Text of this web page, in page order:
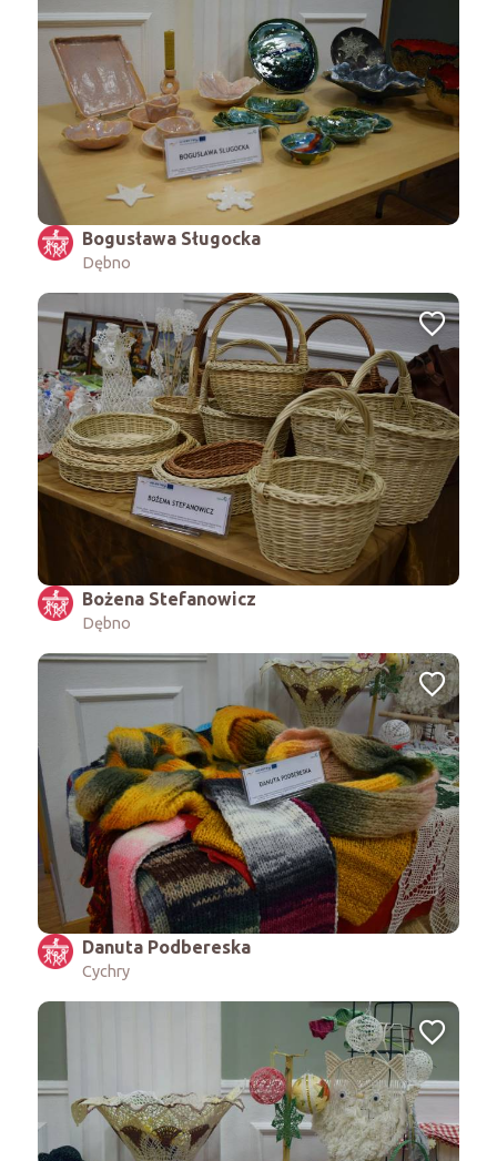
Bogusława Sługocka
Dębno
Bożena Stefanowicz
Dębno
Danuta Podbereska
Cychry